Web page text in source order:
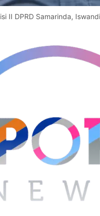
II DPRD Samarinda,